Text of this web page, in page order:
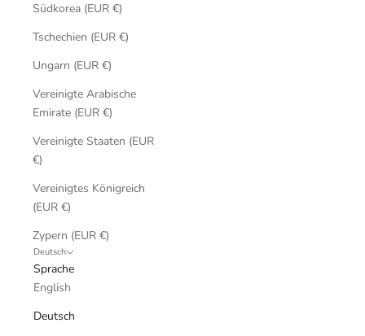
Südkorea (EUR €)
Tschechien (EUR €)
Ungarn (EUR €)
Vereinigte Arabische
Emirate (EUR €)
Vereinigte Staaten (EUR
€)
Vereinigtes Königreich
(EUR €)
Zypern (EUR €)
Deutsch
Sprache
English
Deutsch